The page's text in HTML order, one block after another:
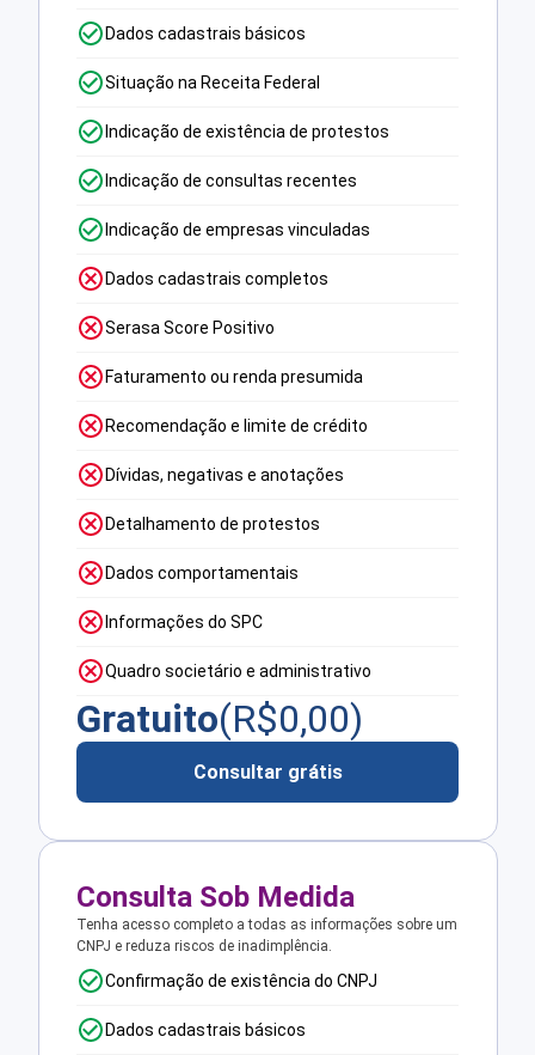
Dados cadastrais básicos
Situação na Receita Federal
Indicação de existência de protestos
Indicação de consultas recentes
Indicação de empresas vinculadas
Dados cadastrais completos
Serasa Score Positivo
Faturamento ou renda presumida
Recomendação e limite de crédito
Dívidas, negativas e anotações
Detalhamento de protestos
Dados comportamentais
Informações do SPC
Quadro societário e administrativo
Gratuito(R$0,00)
Consultar grátis
Consulta Sob Medida
Tenha acesso completo a todas as informações sobre um
CNPJ e reduza riscos de inadimplência.
Confirmação de existência do CNPJ
Dados cadastrais básicos